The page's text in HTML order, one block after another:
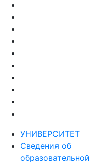
УНИВЕРСИТЕТ
Сведения об
образовательной